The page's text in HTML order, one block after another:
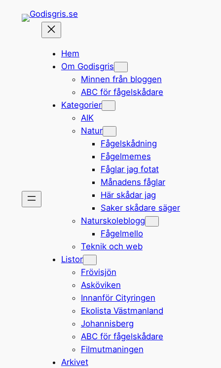
Hem
Om Godisgris
Minnen från bloggen
ABC för fågelskådare
Kategorier
AIK
Natur
Fågelskådning
Fågelmemes
Fåglar jag fotat
Månadens fåglar
Här skådar jag
Saker skådare säger
Naturskoleblogg
Fågelmello
Teknik och web
Listor
Frövisjön
Asköviken
Innanför Cityringen
Ekolista Västmanland
Johannisberg
ABC för fågelskådare
Filmutmaningen
Arkivet